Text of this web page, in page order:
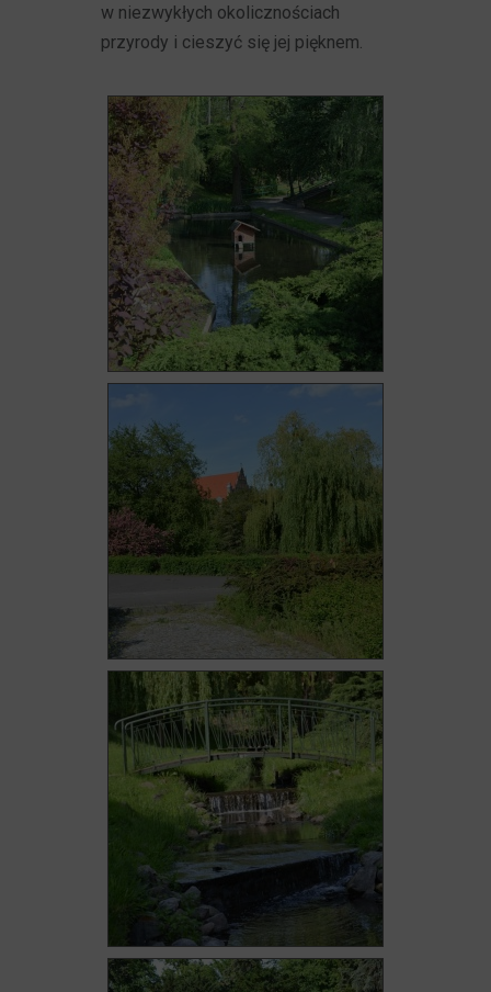
w niezwykłych okolicznościach
przyrody i cieszyć się jej pięknem.